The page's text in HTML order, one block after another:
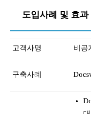
도입사례 및 효과
고객사명 비공
구축사례